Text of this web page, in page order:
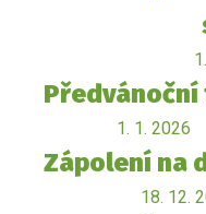
Předvánoční
1. 1. 2026
Zápolení na
18. 12.